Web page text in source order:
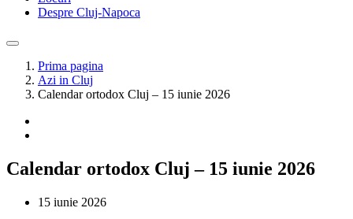
Despre Cluj-Napoca
Prima pagina
Azi in Cluj
Calendar ortodox Cluj – 15 iunie 2026
Calendar ortodox Cluj – 15 iunie 2026
15 iunie 2026